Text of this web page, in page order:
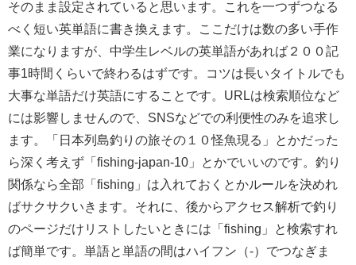
そのまま設定されていると思います。これを一つずつなる
べく短い英単語に書き換えます。ここだけは数の多い手作
業になりますが、中学生レベルの英単語があれば２００記
事1時間くらいで終わるはずです。コツは長いタイトルでも
大事な単語だけ英語にすることです。URLは検索順位など
には影響しませんので、SNSなどでの利便性のみを追求し
ます。「日本列島釣りの旅その１０怪魚現る」とかだった
ら深く考えず「fishing-japan-10」とかでいいのです。釣り
関係なら全部「fishing」は入れておくとかルールを決めれ
ばサクサクいきます。それに、後からアクセス解析で釣り
のページだけリストしたいときには「fishing」と検索すれ
ば簡単です。単語と単語の間はハイフン（-）でつなぎま